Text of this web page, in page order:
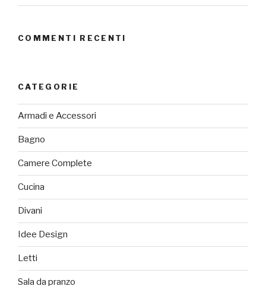
COMMENTI RECENTI
CATEGORIE
Armadi e Accessori
Bagno
Camere Complete
Cucina
Divani
Idee Design
Letti
Sala da pranzo